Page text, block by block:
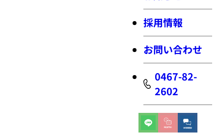
採用情報
お問い合わせ
0467-82-
2602